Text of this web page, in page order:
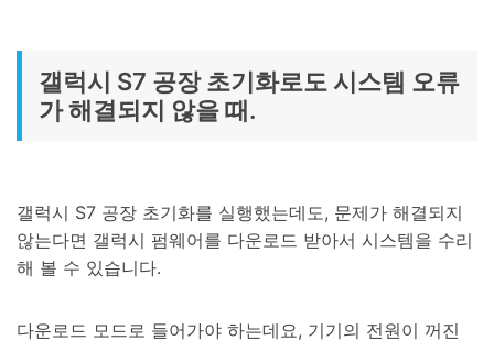
갤럭시 S7 공장 초기화로도 시스템 오류
가 해결되지 않을 때.
갤럭시 S7 공장 초기화를 실행했는데도, 문제가 해결되지
않는다면 갤럭시 펌웨어를 다운로드 받아서 시스템을 수리
해 볼 수 있습니다.
다운로드 모드로 들어가야 하는데요, 기기의 전원이 꺼진